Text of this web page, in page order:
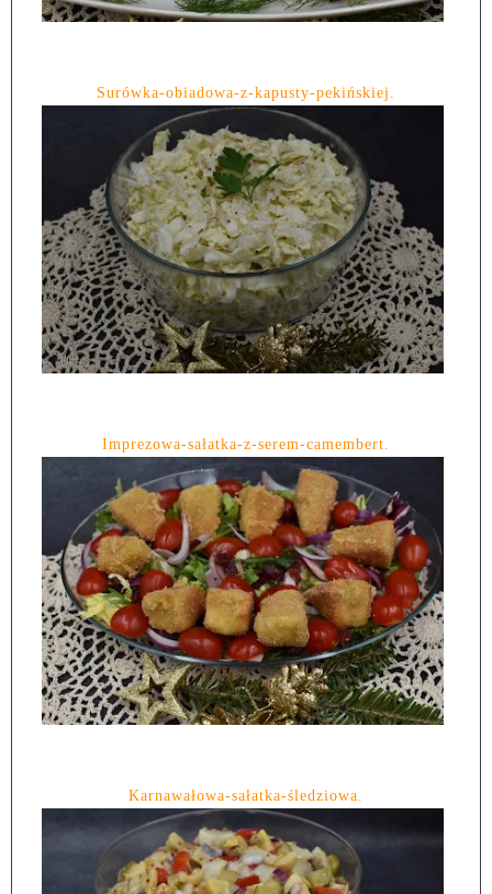
Surówka-obiadowa-z-kapusty-pekińskiej.
Imprezowa-sałatka-z-serem-camembert.
Karnawałowa-sałatka-śledziowa.